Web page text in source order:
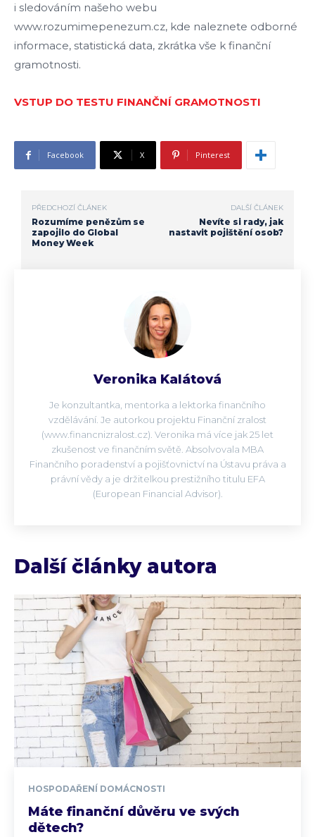
i sledováním našeho webu
www.rozumimepenezum.cz, kde naleznete odborné
informace, statistická data, zkrátka vše k finanční
gramotnosti.
VSTUP DO TESTU FINANČNÍ GRAMOTNOSTI
Facebook X Pinterest
PŘEDCHOZÍ ČLÁNEK
Rozumíme penězům se
zapojilo do Global
Money Week
DALŠÍ ČLÁNEK
Nevíte si rady, jak
nastavit pojištění osob?
Veronika Kalátová
Je konzultantka, mentorka a lektorka finančního
vzdělávání. Je autorkou projektu Finanční zralost
(www.financnizralost.cz). Veronika má více jak 25 let
zkušenost ve finančním světě. Absolvovala MBA
Finančního poradenství a pojišťovnictví na Ústavu práva a
právní vědy a je držitelkou prestižního titulu EFA
(European Financial Advisor).
Další články autora
HOSPODAŘENÍ DOMÁCNOSTI
Máte finanční důvěru ve svých
dětech?